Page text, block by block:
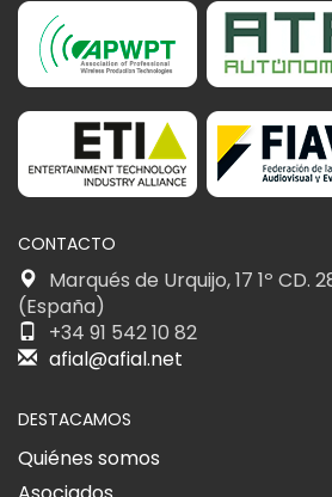
CONTACTO
Marqués de Urquijo, 17 1º CD.
(España)
+34 91 542 10 82
afial@afial.net
DESTACAMOS
Quiénes somos